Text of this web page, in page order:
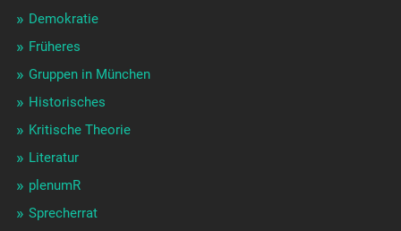
Demokratie
Früheres
Gruppen in München
Historisches
Kritische Theorie
Literatur
plenumR
Sprecherrat